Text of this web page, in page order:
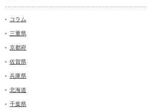
コラム
三重県
京都府
佐賀県
兵庫県
北海道
千葉県